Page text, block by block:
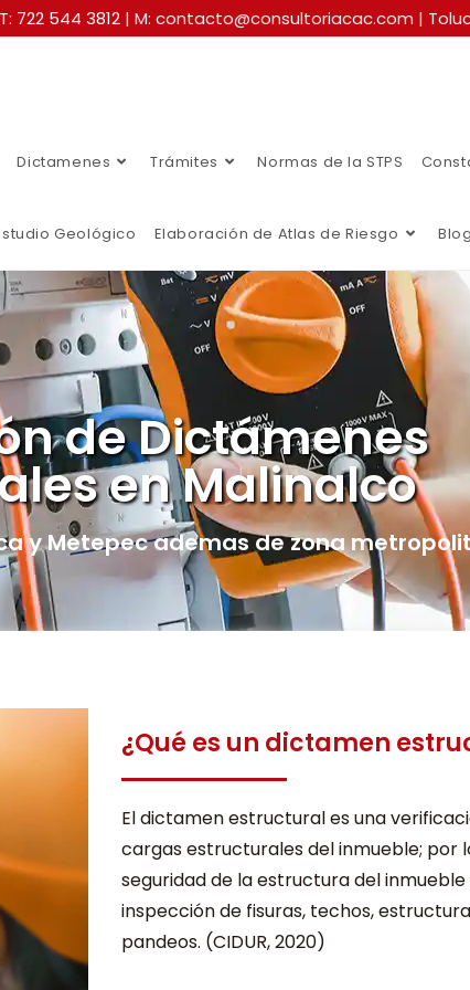
T: 722 544 3812 | M: contacto@consultoriacac.com |
Dictamenes Trámites Normas de la STPS
Geológico Elaboración de Atlas de Riesgo Blog
de Dictámenes
en Malinalco
y Metepec ademas de zona
¿Qué es un dictamen
El dictamen estructural es una
cargas estructurales del inmueble; por
seguridad de la estructura del
inspección de fisuras, techos,
pandeos. (CIDUR, 2020)